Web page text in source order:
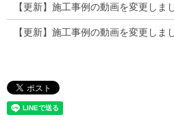
【更新】施工事例の動画を変更しま
【更新】施工事例の動画を変更しま